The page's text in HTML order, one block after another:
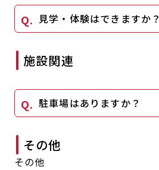
アクセス
よくあるご質問
JOYFIT+
見学・体験はできますか？
施設関連
駐車場はありますか？
その他
その他